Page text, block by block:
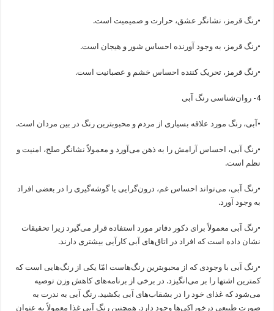
•رنگ قرمز، نشانگر عشق، حرارت و صمیمیت است.
•رنگ قرمز، به وجود آورنده احساس شور و هیجان است.
•رنگ قرمز، تحریک کننده احساس خشم و عصبانیت است.
4- روان‌شناسی رنگ آبی
•آبی، رنگ مورد علاقه بسیاری از مردم و محبوبترین رنگ در بین مردان است.
•رنگ آبی، احساس آرامش را به ذهن می‌آورد و معمولاً نشانگر صلح، امنیت و
نظم است.
•رنگ آبی، می‌تواند احساس غم، درون‌گرایی یا گوشه‌گیری را در بعضی افراد
به وجود آورد.
•رنگ آبی معمولاً برای دکور دفاتر مورد استفاده قرار می‌گیرد زیرا تحقیقات
نشان داده است که افراد در اتاق‌های آبی کارآیی بیشتری دارند.
•رنگ آبی با وجودی که از محبوبترین رنگ‌هاست امّا یکی از رنگ‌هایی است که
کمترین اشتها را بر می‌انگیزد. در برخی از برنامه‌های کاهش وزن توصیه
می‌شود که غذای خود را در بشقاب‌های آبی بکشید. رنگ آبی به ندرت به
صورت طبیعی درخوراکی‌ها وجود دارد. همچنین رنگ آبی غذا معمولاً به عنوان